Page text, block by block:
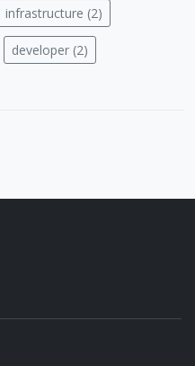
infrastructure (2)
developer (2)